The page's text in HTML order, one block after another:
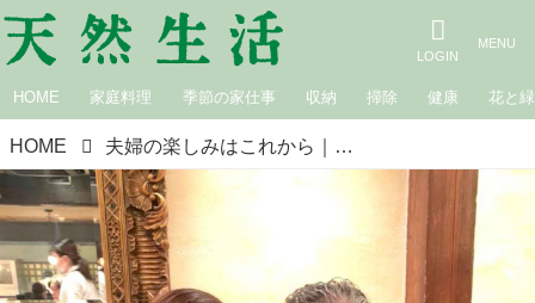
HOME 家庭料理 季節の家仕事 収納 掃除 健康 花と緑
HOME 夫婦の楽しみはこれから｜カフェロッタ桜井かおりの雑記帖“楽しみは見つけるもの”